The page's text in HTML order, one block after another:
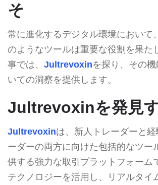
そ
常に進化するデジタル環境において、
のようなツールは重要な役割を果た
事では、 Jultrevoxinを探り、その
いての洞察を提供します。
Jultrevoxinを発見
Jultrevoxinは、新人トレーダーと
ーダーの両方に向けた包括的なツー
供する強力な取引プラットフォーム
テクノロジーを活用し、リアルタイ